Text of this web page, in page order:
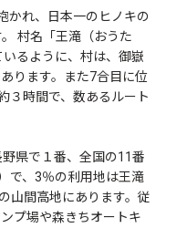
かれ、日本一のヒノキの
村名「王滝（おうた
るように、村は、御嶽
ります。また7合目に位
３時間で、数あるルート
県で１番、全国の11番
で、3％の利用地は王滝
山間高地にあります。従
プ場や森きちオートキ